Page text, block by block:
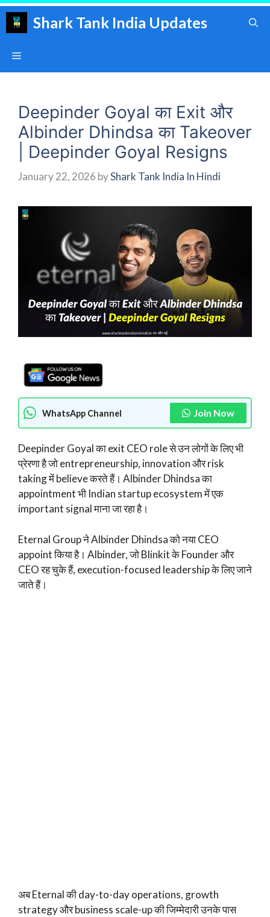
Skip
Shark Tank India Updates
Menu
Deepinder Goyal का Exit और
Albinder Dhindsa का Takeover
| Deepinder Goyal Resigns
January 22, 2026 byShark Tank India In Hindi
WhatsApp Channel Join Now
Deepinder Goyal का exit CEO role से उन लोगों के लिए भी
प्रेरणा है जो entrepreneurship, innovation और risk
taking में believe करते हैं। Albinder Dhindsa का
appointment भी Indian startup ecosystem में एक
important signal माना जा रहा है।
Eternal Group ने Albinder Dhindsa को नया CEO
appoint किया है। Albinder, जो Blinkit के Founder और
CEO रह चुके हैं, execution-focused leadership के लिए जाने
जाते हैं।
अब Eternal की day-to-day operations, growth
strategy और business scale-up की जिम्मेदारी उनके पास